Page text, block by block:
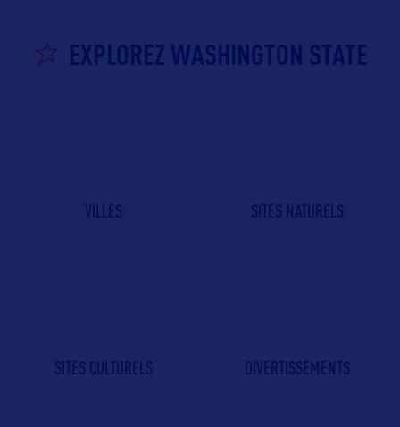
EXPLOREZ WASHINGTON STATE
VILLES SITES NATURELS
SITES CULTURELS DIVERTISSEMENTS